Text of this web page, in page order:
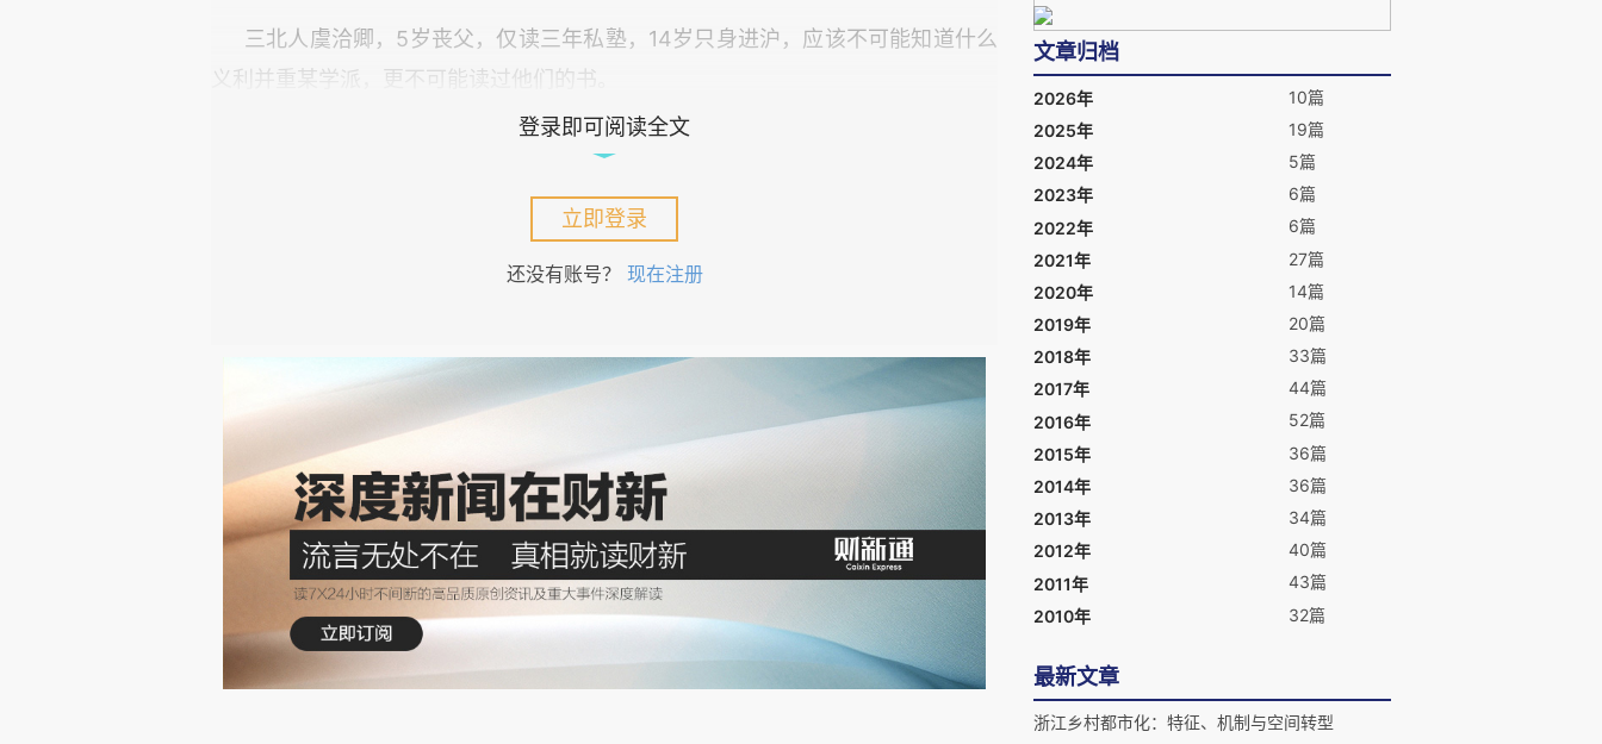
三北人虞洽卿，5岁丧父，仅读三年私塾，14岁只身进沪，应该不可能知道什么
义利并重某学派，更不可能读过他们的书。
虞洽卿义利并重的价值观和行为方式，是基于乡人影响，内心召唤，自然而然的
外在表现。而这一些，显然需要深入具体案例进行深入研究。
一、镇海人执上海商界之牛耳
现代浙商首推上海宁波帮。以发迹时间言，能与之匹敌的或仅南浔四象；以人数
言，宁波帮无可比拟。
关于上海宁波人，美国历史学家韩起澜不无夸张地说“毋庸置疑，宁波人身份意
味着富有和温文尔雅……”（注1）。
镇海商人作为一个乡土群体，19世纪中期至20世纪前半期，是上海宁波帮的翘
楚，其财富及影响除英美等富豪外，居上海商界之首。
登录即可阅读全文
立即登录
还没有账号？ 现在注册
文章归档
2026年
10篇
2025年
19篇
2024年
5篇
2023年
6篇
2022年
6篇
2021年
27篇
2020年
14篇
2019年
20篇
2018年
33篇
2017年
44篇
2016年
52篇
2015年
36篇
2014年
36篇
2013年
34篇
2012年
40篇
2011年
43篇
2010年
32篇
最新文章
浙江乡村都市化：特征、机制与空间转型